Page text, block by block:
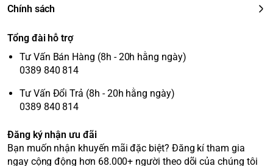
Chính sách
Tổng đài hỗ trợ
Tư Vấn Bán Hàng (8h - 20h hằng ngày)
0389 840 814
Tư Vấn Đổi Trả (8h - 20h hằng ngày)
0389 840 814
Đăng ký nhận ưu đãi
Bạn muốn nhận khuyến mãi đặc biệt? Đăng kí tham gia
ngay cộng động hơn 68.000+ người theo dõi của chúng tôi